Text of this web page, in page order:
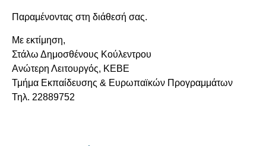
Παραμένοντας στη διάθεσή σας.
Με εκτίμηση,
Στάλω Δημοσθένους Κούλεντρου
Ανώτερη Λειτουργός, ΚΕΒΕ
Τμήμα Εκπαίδευσης & Ευρωπαϊκών Προγραμμάτων
Τηλ. 22889752